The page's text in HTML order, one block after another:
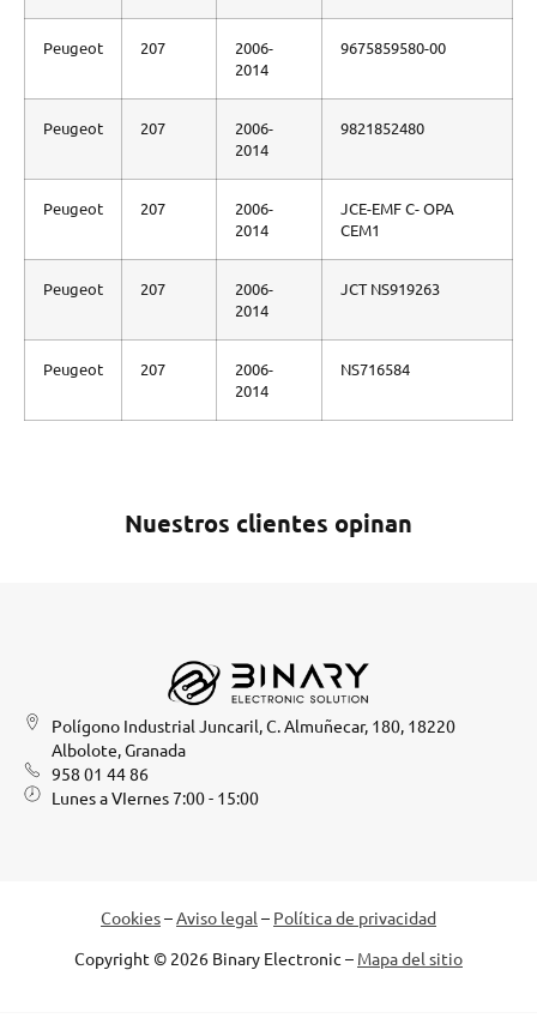
Peugeot 207
2006-
2014
9675859580-00
Peugeot 207
2006-
2014
9821852480
Peugeot 207
2006-
2014
JCE-EMF C- OPA
CEM1
Peugeot 207
2006-
2014
JCT NS919263
Peugeot 207
2006-
2014
NS716584
Nuestros clientes opinan
Polígono Industrial Juncaril, C. Almuñecar, 180, 18220
Albolote, Granada
958 01 44 86
Lunes a VIernes 7:00 - 15:00
Cookies–Aviso legal – Política de privacidad
Copyright © 2026 Binary Electronic – Mapa del sitio